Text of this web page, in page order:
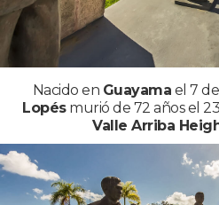
Nacido en Guayama el 7
Lopésmurió de 72 años el
Valle Arriba